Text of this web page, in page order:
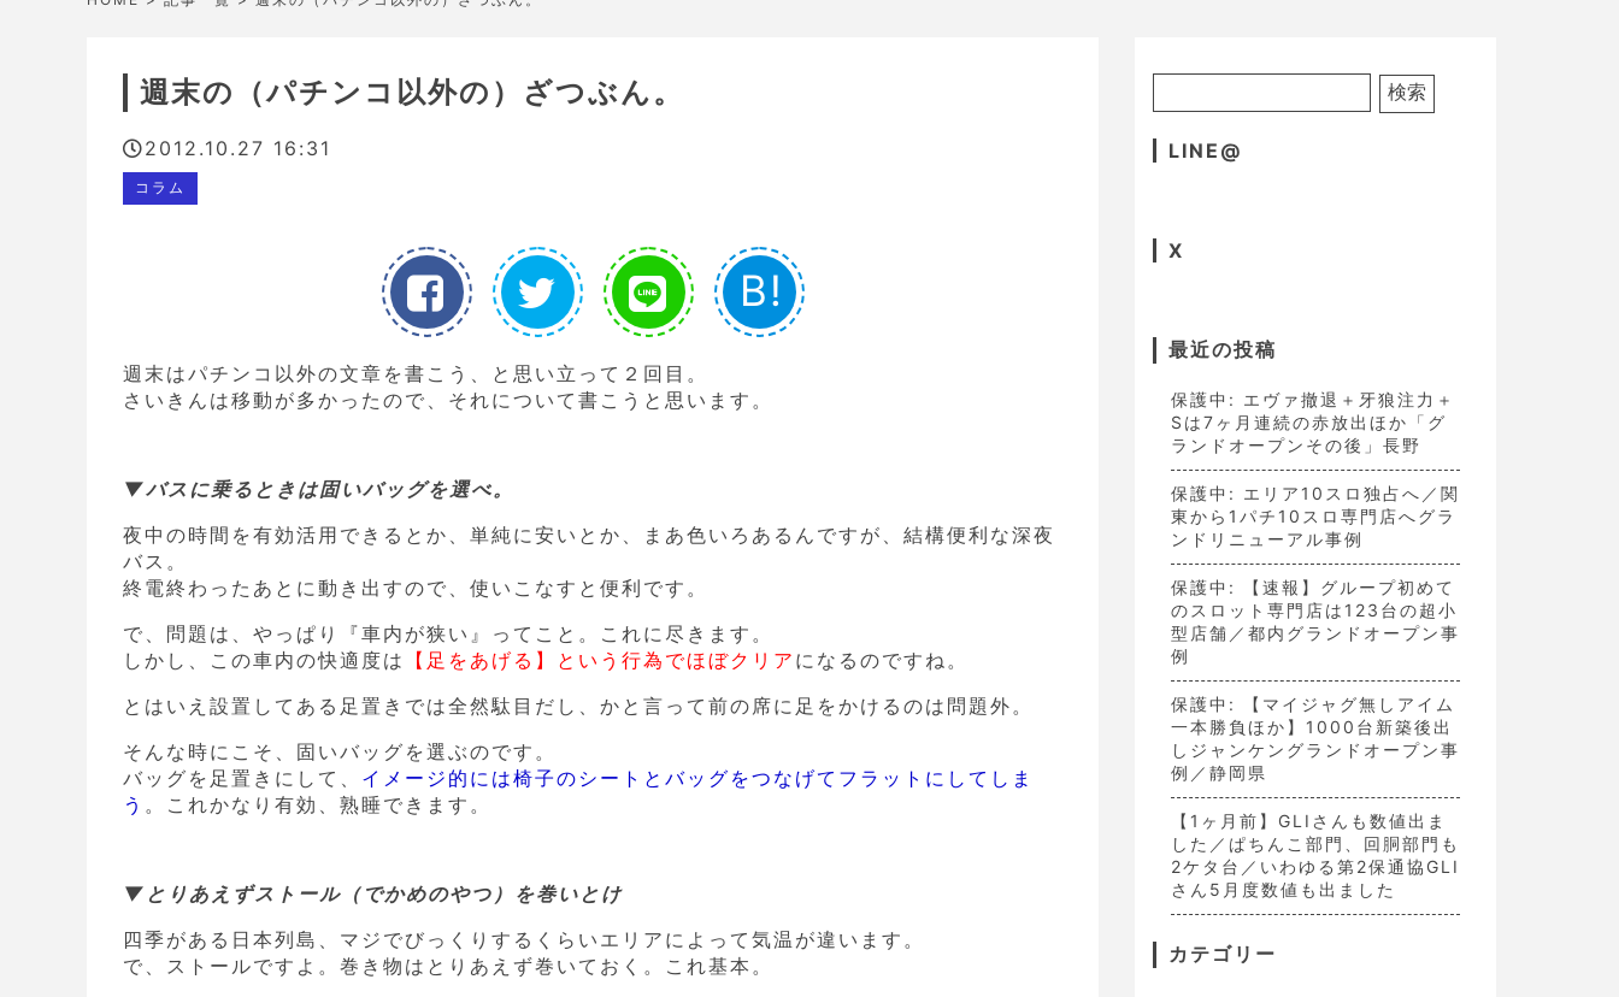
週末の（パチンコ以外の）ざつぶん。
2012.10.27 16:31
コラム
B!
週末はパチンコ以外の文章を書こう、と思い立って２回目。
さいきんは移動が多かったので、それについて書こうと思います。
▼バスに乗るときは固いバッグを選べ。
夜中の時間を有効活用できるとか、単純に安いとか、まあ色いろあるんですが、結構便利な深夜
バス。
終電終わったあとに動き出すので、使いこなすと便利です。
で、問題は、やっぱり『車内が狭い』ってこと。これに尽きます。
しかし、この車内の快適度は
【足をあげる】という行為でほぼクリア になるのですね。
とはいえ設置してある足置きでは全然駄目だし、かと言って前の席に足をかけるのは問題外。
そんな時にこそ、固いバッグを選ぶのです。
バッグを足置きにして、 イメージ的には椅子のシートとバッグをつなげてフラットにしてしま
う 。これかなり有効、熟睡できます。
▼とりあえずストール（でかめのやつ）を巻いとけ
四季がある日本列島、マジでびっくりするくらいエリアによって気温が違います。
で、ストールですよ。巻き物はとりあえず巻いておく。これ基本。
LINE@
X
最近の投稿
保護中: エヴァ撤退＋牙狼注力＋
Sは7ヶ月連続の赤放出ほか「グ
ランドオープンその後」長野
保護中: エリア10スロ独占へ／関
東から1パチ10スロ専門店へグラ
ンドリニューアル事例
保護中: 【速報】グループ初めて
のスロット専門店は123台の超小
型店舗／都内グランドオープン事
例
保護中: 【マイジャグ無しアイム
一本勝負ほか】1000台新築後出
しジャンケングランドオープン事
例／静岡県
【1ヶ月前】GLIさんも数値出ま
した／ぱちんこ部門、回胴部門も
2ケタ台／いわゆる第2保通協GLI
さん5月度数値も出ました
カテゴリー